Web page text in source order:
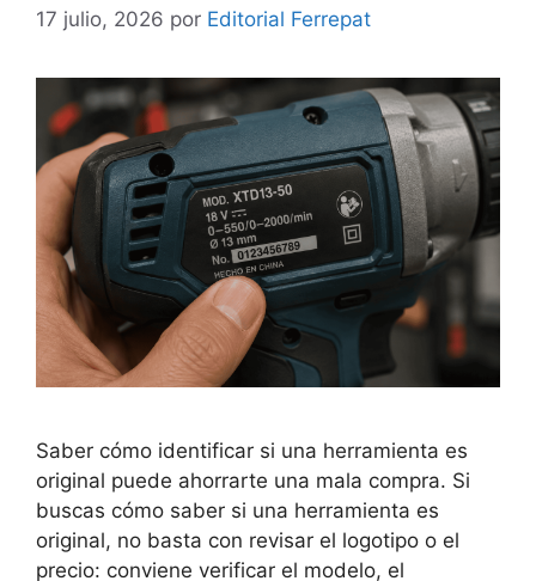
17 julio, 2026 por Editorial Ferrepat
Saber cómo identificar si una herramienta es
original puede ahorrarte una mala compra. Si
buscas cómo saber si una herramienta es
original, no basta con revisar el logotipo o el
precio: conviene verificar el modelo, el